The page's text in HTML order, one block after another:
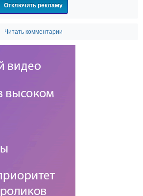
Отключить рекламу
Читать комментарии